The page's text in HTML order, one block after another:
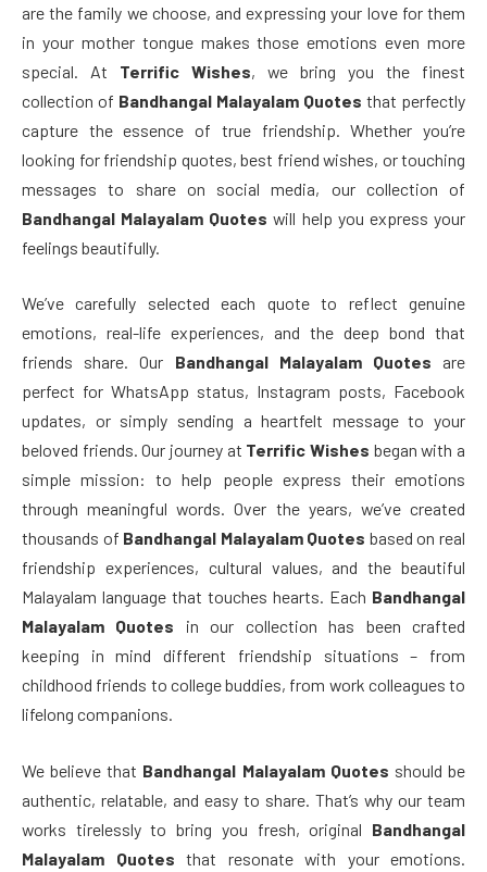
are the family we choose, and expressing your love for them
in your mother tongue makes those emotions even more
special. At Terrific Wishes, we bring you the finest
collection of Bandhangal Malayalam Quotes that perfectly
capture the essence of true friendship. Whether you’re
looking for friendship quotes, best friend wishes, or touching
messages to share on social media, our collection of
Bandhangal Malayalam Quotes will help you express your
feelings beautifully.
We’ve carefully selected each quote to reflect genuine
emotions, real-life experiences, and the deep bond that
friends share. Our Bandhangal Malayalam Quotes are
perfect for WhatsApp status, Instagram posts, Facebook
updates, or simply sending a heartfelt message to your
beloved friends. Our journey at Terrific Wishes began with a
simple mission: to help people express their emotions
through meaningful words. Over the years, we’ve created
thousands of Bandhangal Malayalam Quotes based on real
friendship experiences, cultural values, and the beautiful
Malayalam language that touches hearts. Each Bandhangal
Malayalam Quotes in our collection has been crafted
keeping in mind different friendship situations – from
childhood friends to college buddies, from work colleagues to
lifelong companions.
We believe that Bandhangal Malayalam Quotes should be
authentic, relatable, and easy to share. That’s why our team
works tirelessly to bring you fresh, original Bandhangal
Malayalam Quotes that resonate with your emotions.